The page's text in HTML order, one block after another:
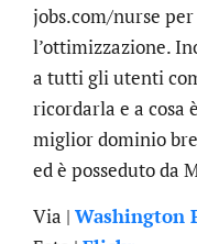
jobs.com/nurse
l’ottimizzazione.
a tutti gli utenti
ricordarla e a cosa
miglior dominio
ed è posseduto da
Via | Washington